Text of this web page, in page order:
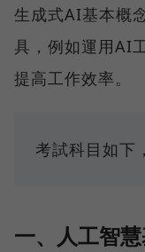
生成式AI基本概
具，例如運用AI
提高工作效率。
考試科目如下，
一、人工智